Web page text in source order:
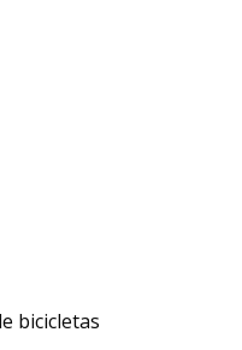
bicicletas